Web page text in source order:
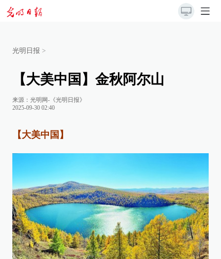
光明日报 >
【大美中国】金秋阿尔山
来源： 光明网-《光明日报》
2025-09-30 02:40
【大美中国】